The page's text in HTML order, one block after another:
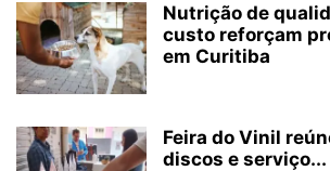
Nutrição de
custo reforçam
em Curitiba
Feira do Vinil
discos e serviço...